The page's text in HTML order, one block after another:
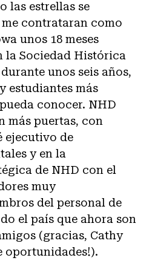
las estrellas se
contrataran como
unos 18 meses
la Sociedad Histórica
unos seis años,
estudiantes más
conocer. NHD
más puertas, con
ejecutivo de
y en la
de NHD con el
muy
del personal de
el país que ahora son
(gracias, Cathy
oportunidades!).